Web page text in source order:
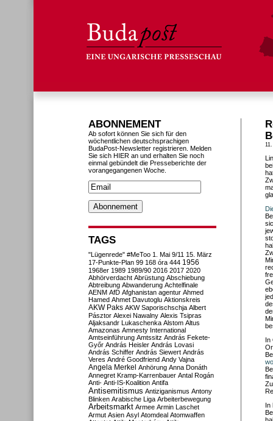
In
In
ABONNEMENT
Ab sofort können Sie sich für den
wöchentlichen deutschsprachigen
BudaPost-Newsletter registrieren. Melden
Sie sich HIER an und erhalten Sie noch
einmal gebündelt die Presseberichte der
vorangegangenen Woche.
TAGS
"Lügenrede" #MeToo 1. Mai 9/11 15. März
17-Punkte-Plan 99 168 óra 444 1956
1968er 1989 1989/90 2016 2017 2020
Abhörverdacht Abrüstung Abschiebung
Abtreibung Abwanderung Achtelfinale
AENM AfD Afghanistan agentur Ahmed
Hamed Ahmet Davutoglu Aktionskreis
AKW Paks AKW Saporischschja Albert
Pásztor Alexei Nawalny Alexis Tsipras
Aljaksandr Lukaschenka Alstom Altus
Amazonas Amnesty International
Amtseinführung Amtssitz András Fekete-
Győr András Heisler András Lovasi
András Schiffer András Siewert András
Veres André Goodfriend Andy Vajna
Angela Merkel Anhörung Anna Donáth
Annegret Kramp-Karrenbauer Antal Rogán
Anti- Anti-IS-Koalition Antifa
Antisemitismus Antiziganismus Antony
Blinken Arabische Liga Arbeiterbewegung
Arbeitsmarkt Armee Armin Laschet
Armut Asien Asyl Atomdeal Atomwaffen